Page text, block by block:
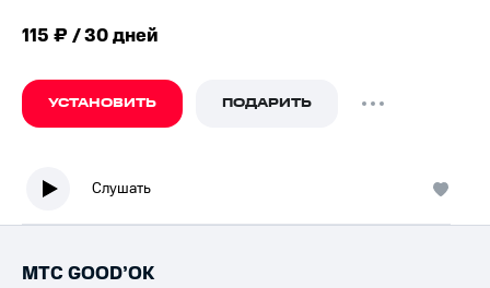
115 ₽ / 30 дней
УСТАНОВИТЬ ПОДАРИТЬ
Слушать
МТС GOOD’OK